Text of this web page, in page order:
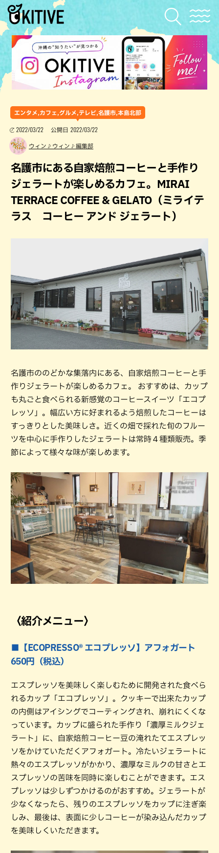
エンタメ,カフェ,グルメ,テレビ,名護市,本島北部
2022/03/22 公開日 2022/03/22
ウィン♪ウィン♪編集部
名護市にある自家焙煎コーヒーと手作り
ジェラートが楽しめるカフェ。MIRAI
TERRACE COFFEE & GELATO（ミライテ
ラス コーヒー アンド ジェラート）
名護市ののどかな集落内にある、自家焙煎コーヒーと手
作りジェラートが楽しめるカフェ。 おすすめは、カップ
も丸ごと食べられる新感覚のコーヒースイーツ「エコプ
レッソ」。幅広い方に好まれるよう焙煎したコーヒーは
すっきりとした美味しさ。近くの畑で採れた旬のフルー
ツを中心に手作りしたジェラートは常時４種類販売。季
節によって様々な味が楽しめます。
〈紹介メニュー〉
■【ECOPRESSO® エコプレッソ】アフォガート
650円（税込）
エスプレッソを美味しく楽しむために開発された食べら
れるカップ「エコプレッソ」。クッキーで出来たカップ
の内側はアイシングでコーティングされ、崩れにくくな
っています。カップに盛られた手作り「濃厚ミルクジェ
ラート」に、自家焙煎コーヒー豆の淹れたてエスプレッ
ソをかけていただくアフォガート。冷たいジェラートに
熱々のエスプレッソがかかり、濃厚なミルクの甘さとエ
スプレッソの苦味を同時に楽しむことができます。エス
プレッソは少しずつかけるのがおすすめ。ジェラートが
少なくなったら、残りのエスプレッソをカップに注ぎ楽
しみ、最後は、表面に少しコーヒーが染み込んだカップ
を美味しくいただきます。